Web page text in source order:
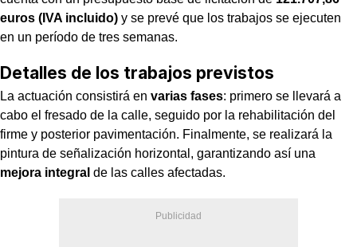
euros (IVA incluido) y se prevé que los trabajos se ejecuten
en un período de tres semanas.
Detalles de los trabajos previstos
La actuación consistirá en varias fases: primero se llevará a
cabo el fresado de la calle, seguido por la rehabilitación del
firme y posterior pavimentación. Finalmente, se realizará la
pintura de señalización horizontal, garantizando así una
mejora integral de las calles afectadas.